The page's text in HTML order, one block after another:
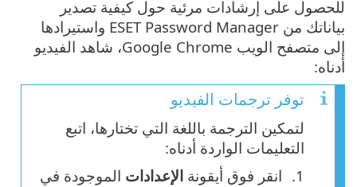
للحصول على إرشادات مرئية حول كيفية تصدير
بياناتك من ESET Password Manager واستيرادها
إلى متصفح الويب Google Chrome، شاهد الفيديو
أدناه:
توفر ترجمات الفيديو
لتمكين الترجمة باللغة التي تختارها، اتبع
التعليمات الواردة أدناه:
انقر فوق أيقونة الإعدادات الموجودة في